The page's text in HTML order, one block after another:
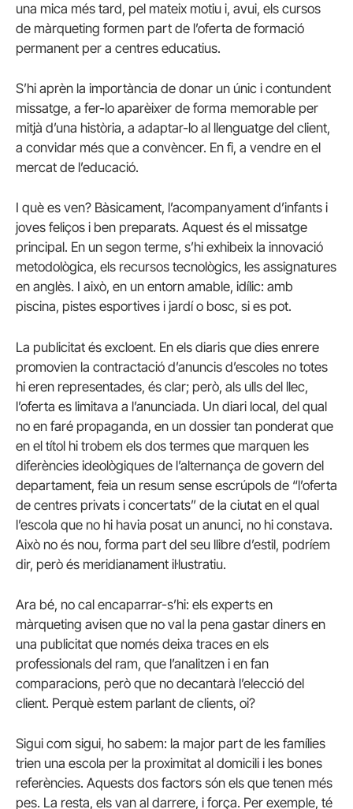
una mica més tard, pel mateix motiu i, avui, els cursos
de màrqueting formen part de l’oferta de formació
permanent per a centres educatius.
S’hi aprèn la importància de donar un únic i contundent
missatge, a fer-lo aparèixer de forma memorable per
mitjà d’una història, a adaptar-lo al llenguatge del client,
a convidar més que a convèncer. En fi, a vendre en el
mercat de l’educació.
I què es ven? Bàsicament, l’acompanyament d’infants i
joves feliços i ben preparats. Aquest és el missatge
principal. En un segon terme, s’hi exhibeix la innovació
metodològica, els recursos tecnològics, les assignatures
en anglès. I això, en un entorn amable, idílic: amb
piscina, pistes esportives i jardí o bosc, si es pot.
La publicitat és excloent. En els diaris que dies enrere
promovien la contractació d’anuncis d’escoles no totes
hi eren representades, és clar; però, als ulls del llec,
l’oferta es limitava a l’anunciada. Un diari local, del qual
no en faré propaganda, en un dossier tan ponderat que
en el títol hi trobem els dos termes que marquen les
diferències ideològiques de l’alternança de govern del
departament, feia un resum sense escrúpols de “l’oferta
de centres privats i concertats” de la ciutat en el qual
l’escola que no hi havia posat un anunci, no hi constava.
Això no és nou, forma part del seu llibre d’estil, podríem
dir, però és meridianament il·lustratiu.
Ara bé, no cal encaparrar-s’hi: els experts en
màrqueting avisen que no val la pena gastar diners en
una publicitat que només deixa traces en els
professionals del ram, que l’analitzen i en fan
comparacions, però que no decantarà l’elecció del
client. Perquè estem parlant de clients, oi?
Sigui com sigui, ho sabem: la major part de les famílies
trien una escola per la proximitat al domicili i les bones
referències. Aquests dos factors són els que tenen més
pes. La resta, els van al darrere, i força. Per exemple, té